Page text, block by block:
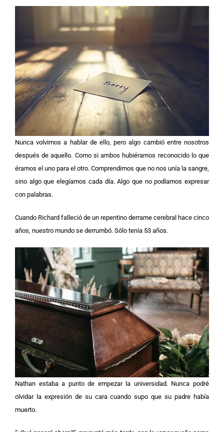
Nunca volvimos a hablar de ello, pero algo cambió entre nosotros
después de aquello. Como si ambos hubiéramos reconocido lo que
éramos el uno para el otro. Comprendimos que no nos unía la sangre,
sino algo que elegíamos cada día. Algo que no podíamos expresar
con palabras.
Cuando Richard falleció de un repentino derrame cerebral hace cinco
años, nuestro mundo se derrumbó. Sólo tenía 53 años.
Nathan estaba a punto de empezar la universidad. Nunca podré
olvidar la expresión de su cara cuando supo que su padre había
muerto.